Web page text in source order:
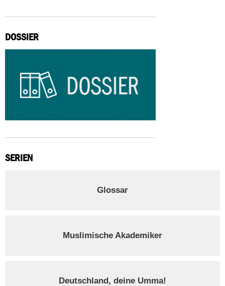
DOSSIER
SERIEN
Glossar
Muslimische Akademiker
Deutschland, deine Umma!